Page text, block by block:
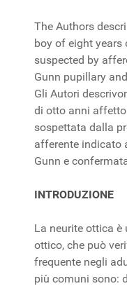
The Authors
boy of eight years
suspected by
Gunn pupillary
Gli Autori
di otto anni
sospettata dalla
afferente indicato
Gunn e
INTRODUZIONE
La neurite ottica
ottico, che può
frequente negli
più comuni sono: